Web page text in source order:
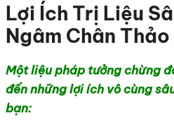
Lợi Ích Trị Liệu
Ngâm Chân
Một liệu pháp tưởng chừng
đến những lợi ích vô cùng
bạn: